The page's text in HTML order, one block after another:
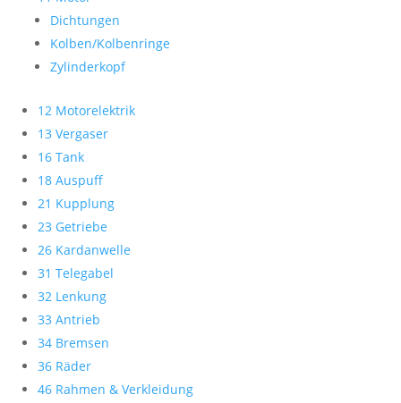
Dichtungen
Kolben/Kolbenringe
Zylinderkopf
12 Motorelektrik
13 Vergaser
16 Tank
18 Auspuff
21 Kupplung
23 Getriebe
26 Kardanwelle
31 Telegabel
32 Lenkung
33 Antrieb
34 Bremsen
36 Räder
46 Rahmen & Verkleidung